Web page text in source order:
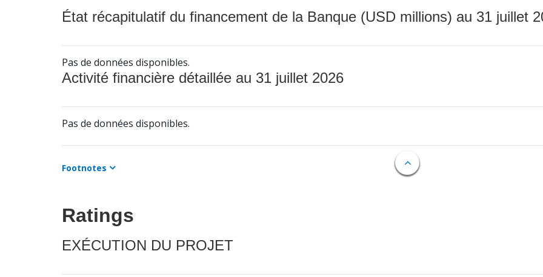
État récapitulatif du financement de la Banque (USD millions) au 31 juillet
Pas de données disponibles.
Activité financière détaillée au 31 juillet 2026
Pas de données disponibles.
Footnotes
Ratings
EXÉCUTION DU PROJET